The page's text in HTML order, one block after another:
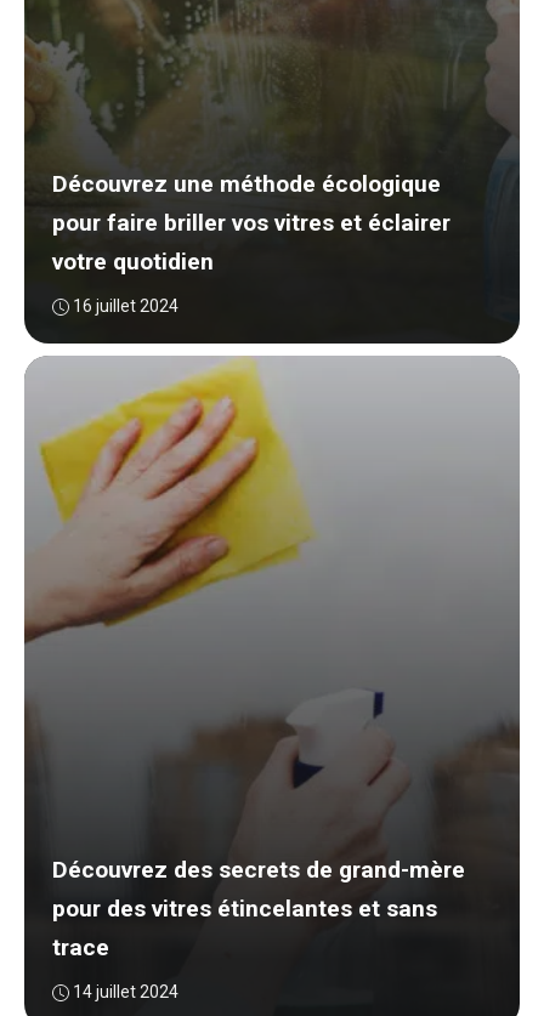
Découvrez une méthode écologique
pour faire briller vos vitres et éclairer
votre quotidien
16 juillet 2024
Découvrez des secrets de grand-mère
pour des vitres étincelantes et sans
trace
14 juillet 2024